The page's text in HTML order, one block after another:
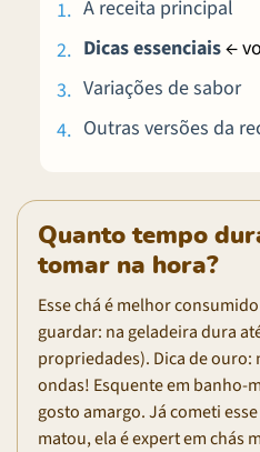
A receita principal
Dicas essenciais←
Variações de sabor
Outras versões da
Quanto tempo
tomar na hora?
Esse chá é melhor
guardar: na geladeira dura
propriedades). Dica de ouro:
ondas! Esquente em banho-
gosto amargo. Já cometi
matou, ela é expert em chás